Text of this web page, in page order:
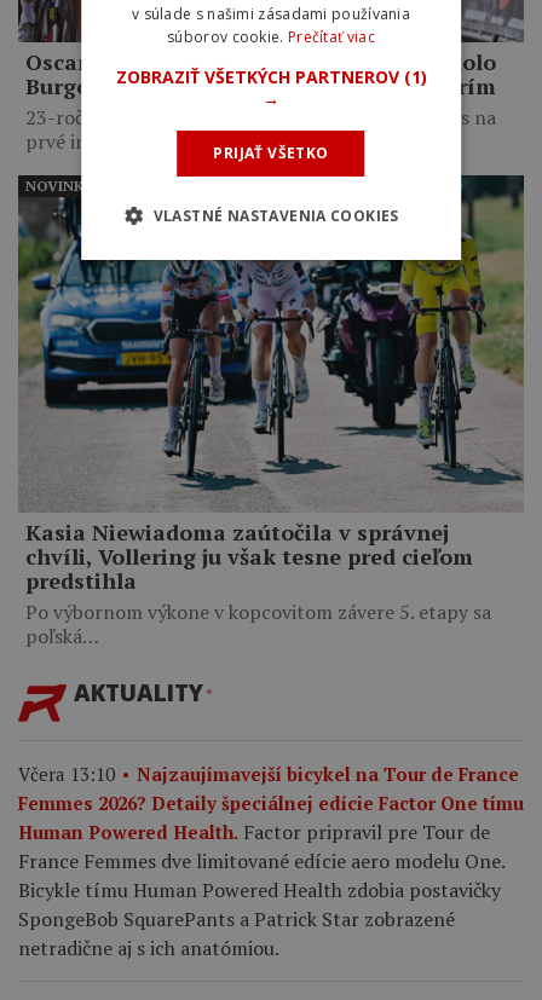
Oscar Onley triumfoval na pretekoch Okolo
Burgosu: Chcel som dokázať, že sem patrím
23-ročný Škót premenil výbornú prácu tímu Ineos na
prvé individuálne…
Kasia Niewiadoma zaútočila v správnej
chvíli, Vollering ju však tesne pred cieľom
predstihla
Po výbornom výkone v kopcovitom závere 5. etapy sa
poľská…
NOVINKY
AKTUALITY
Včera 13:10
Najzaujímavejší bicykel na Tour de France
Femmes 2026? Detaily špeciálnej edície Factor One tímu
Human Powered Health. Factor pripravil pre Tour de
France Femmes dve limitované edície aero modelu One.
Bicykle tímu Human Powered Health zdobia postavičky
SpongeBob SquarePants a Patrick Star zobrazené
netradične aj s ich anatómiou.
v súlade s našimi zásadami používania
súborov cookie. Prečítať viac
ZOBRAZIŤ VŠETKÝCH PARTNEROV (1)
→
PRIJAŤ VŠETKO
VLASTNÉ NASTAVENIA COOKIES